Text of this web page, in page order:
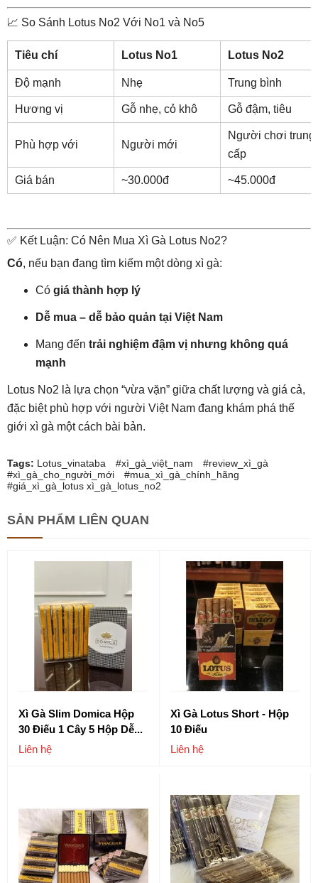
📈 So Sánh Lotus No2 Với No1 và No5
Tiêu chí Lotus No1 Lotus No2
Độ mạnh Nhẹ Trung bình
Hương vị Gỗ nhẹ, cỏ khô Gỗ đậm, tiêu
Phù hợp với Người mới
Người chơi trung
cấp
Giá bán ~30.000đ ~45.000đ
✅ Kết Luận: Có Nên Mua Xì Gà Lotus No2?
Có, nếu bạn đang tìm kiếm một dòng xì gà:
Có giá thành hợp lý
Dễ mua – dễ bảo quản tại Việt Nam
Mang đến trải nghiệm đậm vị nhưng không quá
mạnh
Lotus No2 là lựa chọn “vừa vặn” giữa chất lượng và giá cả,
đặc biệt phù hợp với người Việt Nam đang khám phá thế
giới xì gà một cách bài bản.
Tags: Lotus_vinataba #xì_gà_việt_nam #review_xì_gà
#xì_gà_cho_người_mới #mua_xì_gà_chính_hãng
#giá_xì_gà_lotus xì_gà_lotus_no2
SẢN PHẨM LIÊN QUAN
Xì Gà Slim Domica Hộp
30 Điếu 1 Cây 5 Hộp Dễ...
Liên hệ
Xì Gà Lotus Short - Hộp
10 Điếu
Liên hệ